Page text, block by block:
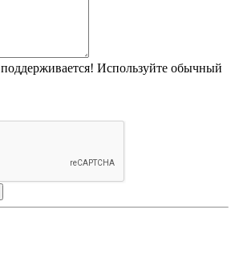
Используйте обычный